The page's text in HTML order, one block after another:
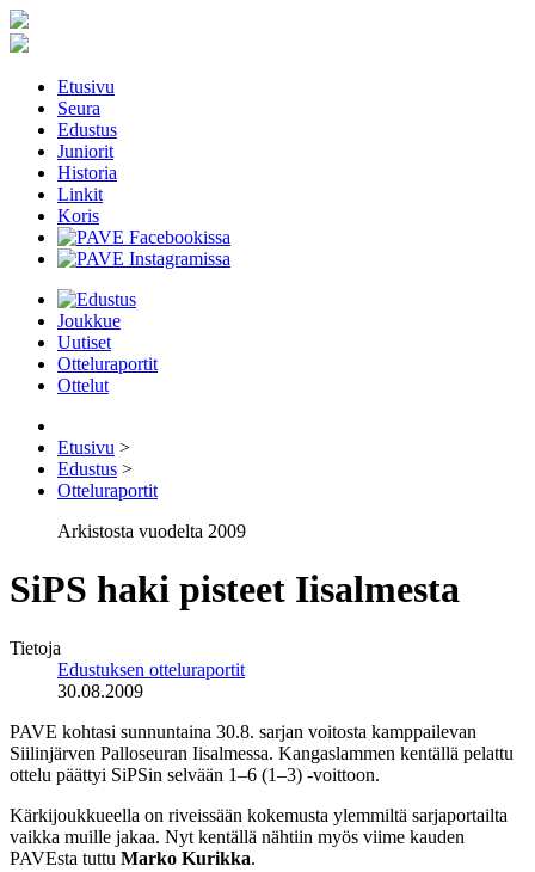
Etusivu
Seura
Edustus
Juniorit
Historia
Linkit
Koris
Joukkue
Uutiset
Otteluraportit
Ottelut
Etusivu >
Edustus >
Otteluraportit
Arkistosta vuodelta 2009
SiPS haki pisteet Iisalmesta
Tietoja
Edustuksen otteluraportit
30.08.2009
PAVE kohtasi sunnuntaina 30.8. sarjan voitosta kamppailevan
Siilinjärven Palloseuran Iisalmessa. Kangaslammen kentällä pelattu
ottelu päättyi SiPSin selvään 1–6 (1–3) -voittoon.
Kärkijoukkueella on riveissään kokemusta ylemmiltä sarjaportailta
vaikka muille jakaa. Nyt kentällä nähtiin myös viime kauden
PAVEsta tuttu Marko Kurikka.